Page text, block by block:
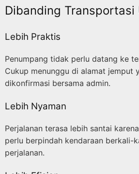
Dibanding Transportasi
Lebih Praktis
Penumpang tidak perlu datang ke
Cukup menunggu di alamat jemput
dikonfirmasi bersama admin.
Lebih Nyaman
Perjalanan terasa lebih santai
perlu berpindah kendaraan berkali-
perjalanan.